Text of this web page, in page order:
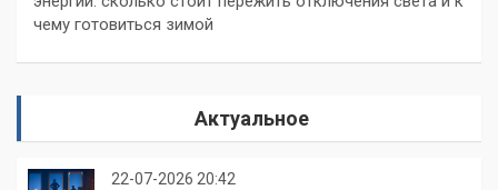
чему готовиться зимой
Актуальное
22-07-2026 20:42